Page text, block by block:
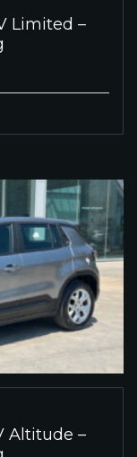
Limited –
Altitude –